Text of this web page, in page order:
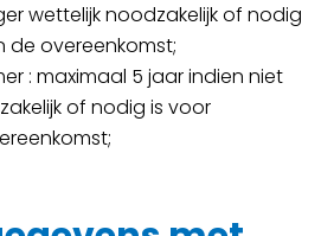
wettelijk noodzakelijk of nodig
de overeenkomst;
: maximaal 5 jaar indien niet
of nodig is voor